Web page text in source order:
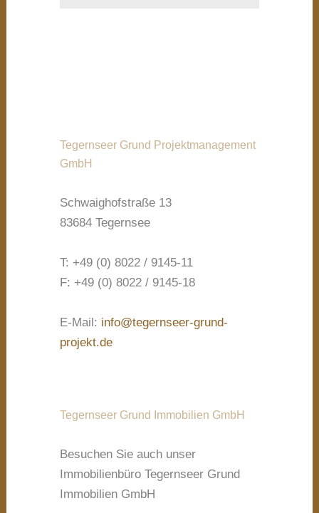
Tegernseer Grund Projektmanagement
GmbH
Schwaighofstraße 13
83684 Tegernsee
T: +49 (0) 8022 / 9145-11
F: +49 (0) 8022 / 9145-18
E-Mail: info@tegernseer-grund-
projekt.de
Tegernseer Grund Immobilien GmbH
Besuchen Sie auch unser
Immobilienbüro Tegernseer Grund
Immobilien GmbH